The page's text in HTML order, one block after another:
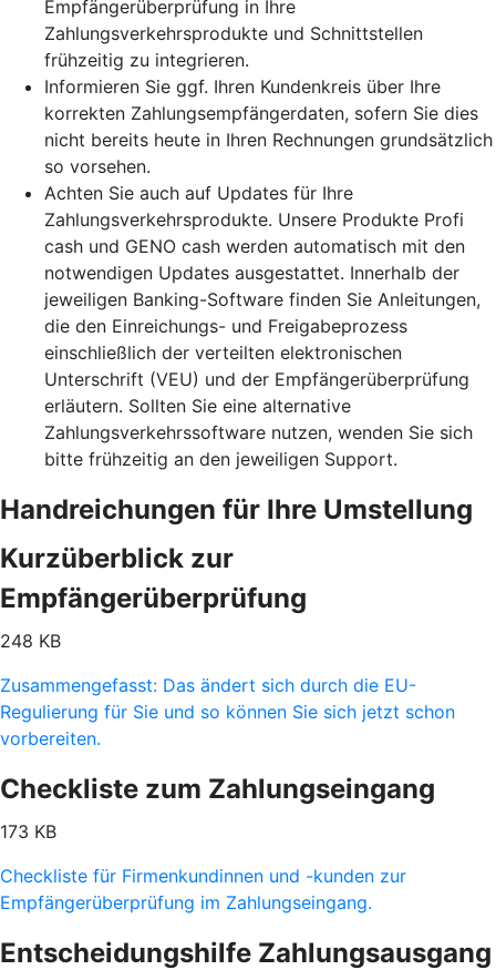
Empfängerüberprüfung in Ihre
Zahlungsverkehrsprodukte und Schnittstellen
frühzeitig zu integrieren.
Informieren Sie ggf. Ihren Kundenkreis über Ihre
korrekten Zahlungsempfängerdaten, sofern Sie dies
nicht bereits heute in Ihren Rechnungen grundsätzlich
so vorsehen.
Achten Sie auch auf Updates für Ihre
Zahlungsverkehrsprodukte. Unsere Produkte Profi
cash und GENO cash werden automatisch mit den
notwendigen Updates ausgestattet. Innerhalb der
jeweiligen Banking-Software finden Sie Anleitungen,
die den Einreichungs- und Freigabeprozess
einschließlich der verteilten elektronischen
Unterschrift (VEU) und der Empfängerüberprüfung
erläutern. Sollten Sie eine alternative
Zahlungsverkehrssoftware nutzen, wenden Sie sich
bitte frühzeitig an den jeweiligen Support.
Handreichungen für Ihre Umstellung
Kurzüberblick zur
Empfängerüberprüfung
248 KB
Zusammengefasst: Das ändert sich durch die EU-
Regulierung für Sie und so können Sie sich jetzt schon
vorbereiten.
Checkliste zum Zahlungseingang
173 KB
Checkliste für Firmenkundinnen und -kunden zur
Empfängerüberprüfung im Zahlungseingang.
Entscheidungshilfe Zahlungsausgang